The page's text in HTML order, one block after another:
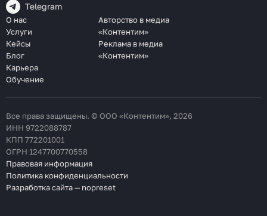
Telegram
О нас
Услуги
Кейсы
Блог
Карьера
Обучение
Авторство в медиа
«Контентим»
Реклама в медиа
«Контентим»
Все права защищены. © ООО «Контентим», 2026
ИНН 9722088787
КПП 772201001
ОГРН 1247700770558
Правовая информация
Политика конфиденциальности
Разработка сайта — nopreset